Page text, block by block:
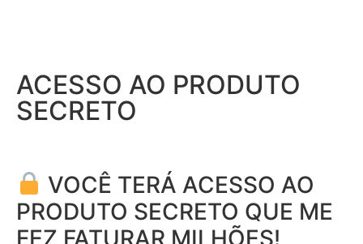
ACESSO AO PRODUTO
SECRETO
VOCÊ TERÁ ACESSO AO
PRODUTO SECRETO QUE ME
FEZ FATURAR MILHÕES!